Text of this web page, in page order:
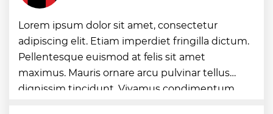
Kocaeli’de gece sineması büyük ilgi
görüyor
Gebze'de Başkan Büyükgöz YKS
şampiyonlarını ağırladı
Lorem ipsum dolor sit amet, consectetur
adipiscing elit. Etiam imperdiet fringilla dictum.
Pellentesque euismod at felis sit amet
maximus. Mauris ornare arcu pulvinar tellus
dignissim tincidunt. Vivamus condimentum